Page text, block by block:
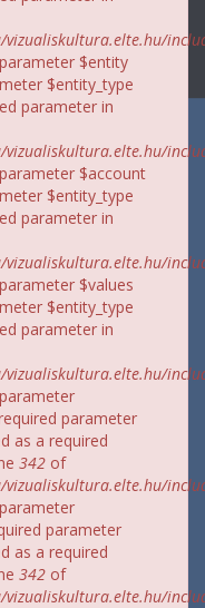
$entity
$entity_type
parameter in
$account
$entity_type
parameter in
$values
$entity_type
parameter in
parameter
as a required
342 of
parameter
as a required
342 of